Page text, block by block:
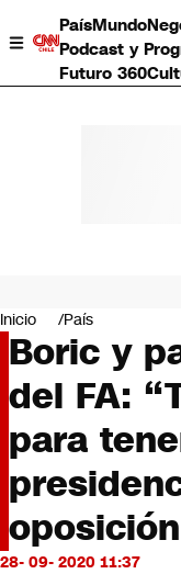
PaísMundo
Podcast y
Futuro 360
Negocios
Deportes
Programas
Cultura
Servicios
Bits
CNN tiempo
Futuro 360
Opinión
Inicio País
Boric y
del FA:
para
28- 09- 2020 11:37